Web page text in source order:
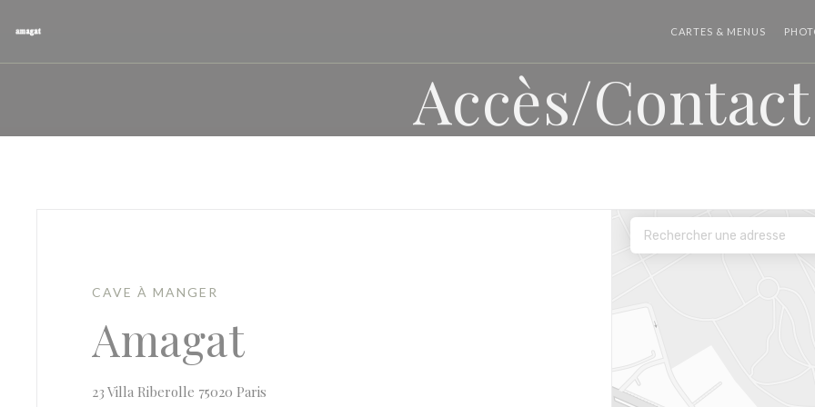
CARTES & MENUS
Accès/Contact
CAVE À MANGER
Amagat
23 Villa Riberolle 75020 Paris